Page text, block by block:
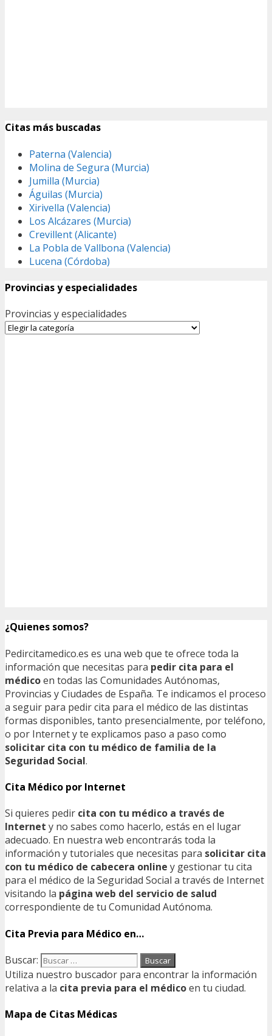
Citas más buscadas
Paterna (Valencia)
Molina de Segura (Murcia)
Jumilla (Murcia)
Águilas (Murcia)
Xirivella (Valencia)
Los Alcázares (Murcia)
Crevillent (Alicante)
La Pobla de Vallbona (Valencia)
Lucena (Córdoba)
Provincias y especialidades
Provincias y especialidades
¿Quienes somos?
Pedircitamedico.es es una web que te ofrece toda la
información que necesitas para pedir cita para el
médicoen todas las Comunidades Autónomas,
Provincias y Ciudades de España. Te indicamos el proceso
a seguir para pedir cita para el médico de las distintas
formas disponibles, tanto presencialmente, por teléfono,
o por Internet y te explicamos paso a paso como
solicitar cita con tu médico de familia de la
Seguridad Social.
Cita Médico por Internet
Si quieres pedir cita con tu médico a través de
Internet y no sabes como hacerlo, estás en el lugar
adecuado. En nuestra web encontrarás toda la
información y tutoriales que necesitas para solicitar cita
con tu médico de cabecera online y gestionar tu cita
para el médico de la Seguridad Social a través de Internet
visitando la página web del servicio de salud
correspondiente de tu Comunidad Autónoma.
Cita Previa para Médico en…
Buscar:
Utiliza nuestro buscador para encontrar la información
relativa a la cita previa para el médicoen tu ciudad.
Mapa de Citas Médicas